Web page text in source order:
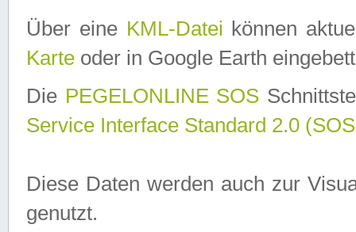
Über eine KML-Datei können
Karte oder in Google Earth
Die PEGELONLINE SOS
Service Interface Standard 2.0
Diese Daten werden auch zur
genutzt.